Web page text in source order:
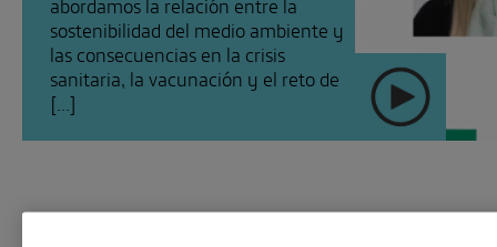
sostenibilidad del medio ambiente y
las consecuencias en la crisis
sanitaria, la vacunación y el reto de
[...]